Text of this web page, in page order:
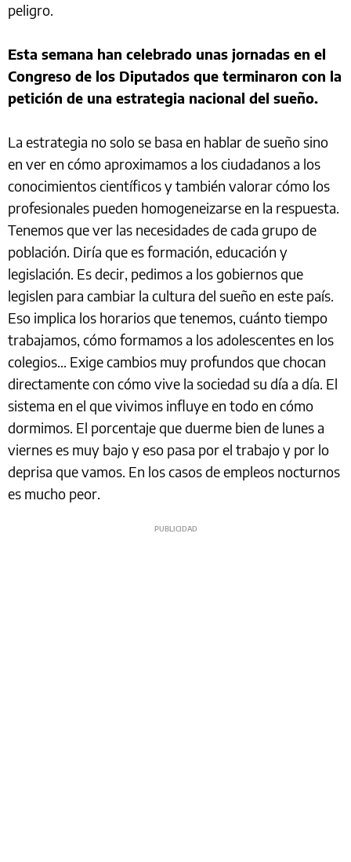
peligro.
Esta semana han celebrado unas jornadas en el
Congreso de los Diputados que terminaron con la
petición de una estrategia nacional del sueño.
La estrategia no solo se basa en hablar de sueño sino
en ver en cómo aproximamos a los ciudadanos a los
conocimientos científicos y también valorar cómo los
profesionales pueden homogeneizarse en la respuesta.
Tenemos que ver las necesidades de cada grupo de
población. Diría que es formación, educación y
legislación. Es decir, pedimos a los gobiernos que
legislen para cambiar la cultura del sueño en este país.
Eso implica los horarios que tenemos, cuánto tiempo
trabajamos, cómo formamos a los adolescentes en los
colegios... Exige cambios muy profundos que chocan
directamente con cómo vive la sociedad su día a día. El
sistema en el que vivimos influye en todo en cómo
dormimos. El porcentaje que duerme bien de lunes a
viernes es muy bajo y eso pasa por el trabajo y por lo
deprisa que vamos. En los casos de empleos nocturnos
es mucho peor.